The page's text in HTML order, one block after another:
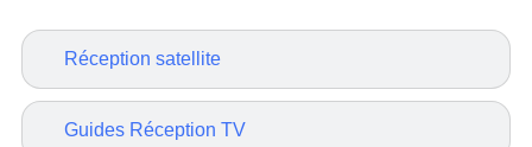
Réception satellite
Guides Réception TV